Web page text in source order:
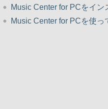
Music Center for PCをイン
Music Center for PCを使っ